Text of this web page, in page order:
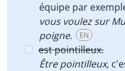
équipe par
vous voulez sur
poigne. EN
est pointilleux.
Être pointilleux,